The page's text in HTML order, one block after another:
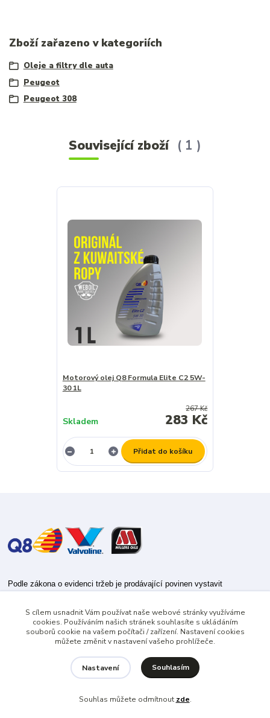
Zboží zařazeno v kategoriích
Oleje a filtry dle auta
Peugeot
Peugeot 308
Související zboží 1
Motorový olej Q8 Formula Elite C2 5W-
30 1L
267 Kč
283 Kč
Skladem
Přidat do košíku
Podle zákona o evidenci tržeb je prodávající povinen vystavit
Zároveň je povinen zaevidovat přijatou tržbu u správce daně online; v
případě technického výpadku pak nejpozději do 48 hodin.
S cílem usnadnit Vám používat naše webové stránky využíváme
cookies. Používáním našich stránek souhlasíte s ukládáním
souborů cookie na vašem počítači / zařízení. Nastavení cookies
můžete změnit v nastavení vašeho prohlížeče.
Nastavení Souhlasím
Souhlas můžete odmítnout zde.